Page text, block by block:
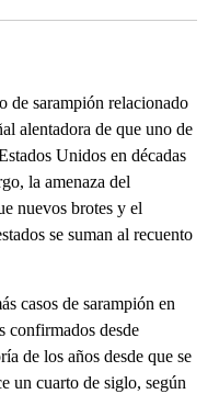
de sarampión relacionado
alentadora de que uno de
Unidos en décadas
la amenaza del
nuevos brotes y el
se suman al recuento
casos de sarampión en
confirmados desde
de los años desde que se
un cuarto de siglo, según